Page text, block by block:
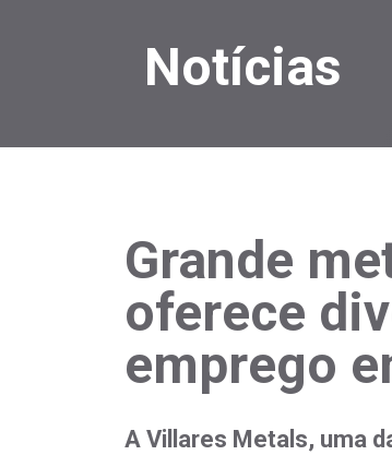
Notícias
Grande
oferece
emprego
A Villares Metals, uma